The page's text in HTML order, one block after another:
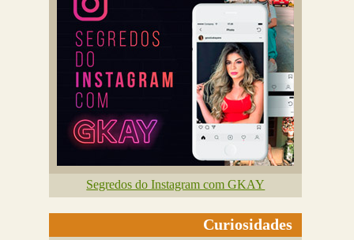
Segredos do Instagram com GKAY
Curiosidades